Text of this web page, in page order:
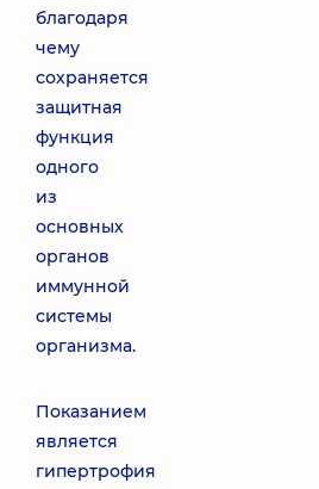
благодаря
чему
сохраняется
защитная
функция
одного
из
основных
органов
иммунной
системы
организма.
Показанием
является
гипертрофия